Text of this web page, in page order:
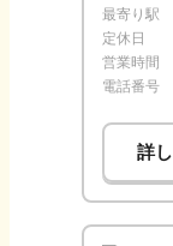
最寄り駅
定休日
営業時間
電話番号
詳